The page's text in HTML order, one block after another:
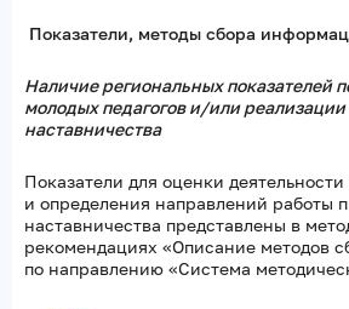
Показатели, методы сбора
Наличие региональных показателей
молодых педагогов и/или
наставничества
Показатели для оценки
и определения направлений работы
наставничества представлены в
рекомендациях «Описание методов
по направлению «Система